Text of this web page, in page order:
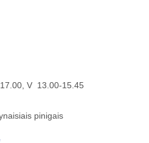
V 13.00-15.45
pinigais